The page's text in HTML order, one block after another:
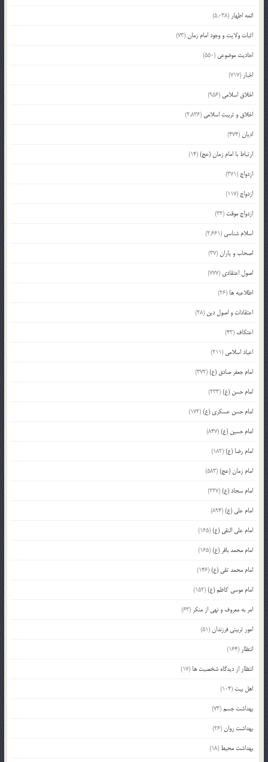
ائمه اطهار (5,038)
اثبات ولایت و وجود امام زمان(73)
احادیث موضوعی (550)
اخبار (717)
اخلاق اسلامی (956)
اخلاق و تربیت اسلامی (2,836)
ادیان(474)
ارتباط با امام زمان (عج)(14)
ازدواج (371)
ازدواج (117)
ازدواج موقت (32)
اسلام شناسی (2,661)
اصحاب و یاران(37)
اصول اعتقادی (777)
اطلاعیه ها (26)
اعتقادات و اصول دین (28)
اعتکاف (43)
اعیاد اسلامی (211)
امام جعفر صادق (ع)(372)
امام حسن (ع)(233)
امام حسن عسکری (ع)(172)
امام حسین (ع)(847)
امام رضا (ع)(182)
امام زمان (عج)(583)
امام سجاد (ع)(227)
امام علی (ع)(894)
امام علی النقی (ع)(165)
امام محمد باقر (ع)(165)
امام محمد تقی (ع)(146)
امام موسی کاظم (ع)(152)
امر به معروف و نهی از منکر (63)
امور تربیتی فرزندان(51)
انتظار (164)
انتظار از دیدگاه شخصیت ها (17)
اهل بیت (104)
بهداشت جسم(73)
بهداشت روان(26)
بهداشت محیط (18)